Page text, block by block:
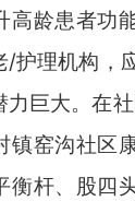
高龄患者功
/护理机构，
力巨大。在
镇窑沟社区
衡杆、股四